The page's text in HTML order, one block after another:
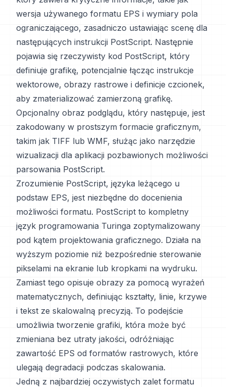
wersja używanego formatu EPS i wymiary pola
ograniczającego, zasadniczo ustawiając scenę dla
następujących instrukcji PostScript. Następnie
pojawia się rzeczywisty kod PostScript, który
definiuje grafikę, potencjalnie łącząc instrukcje
wektorowe, obrazy rastrowe i definicje czcionek,
aby zmaterializować zamierzoną grafikę.
Opcjonalny obraz podglądu, który następuje, jest
zakodowany w prostszym formacie graficznym,
takim jak TIFF lub WMF, służąc jako narzędzie
wizualizacji dla aplikacji pozbawionych możliwości
parsowania PostScript.
Zrozumienie PostScript, języka leżącego u
podstaw EPS, jest niezbędne do docenienia
możliwości formatu. PostScript to kompletny
język programowania Turinga zoptymalizowany
pod kątem projektowania graficznego. Działa na
wyższym poziomie niż bezpośrednie sterowanie
pikselami na ekranie lub kropkami na wydruku.
Zamiast tego opisuje obrazy za pomocą wyrażeń
matematycznych, definiując kształty, linie, krzywe
i tekst ze skalowalną precyzją. To podejście
umożliwia tworzenie grafiki, która może być
zmieniana bez utraty jakości, odróżniając
zawartość EPS od formatów rastrowych, które
ulegają degradacji podczas skalowania.
Jedną z najbardziej oczywistych zalet formatu